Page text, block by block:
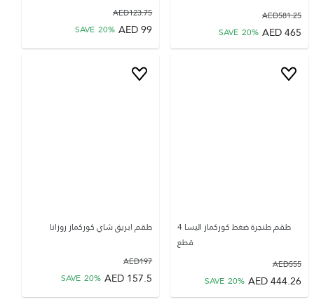
581.25
AED
465
AED
SAVE 20%
123.75
AED
99
AED
SAVE 20%
طقم طنجرة ضغط كوركماز اليسا 4
قطع
555
AED
444.26
AED
SAVE 20%
طقم ابريق شاي كوركماز روزانا
197
AED
157.5
AED
SAVE 20%